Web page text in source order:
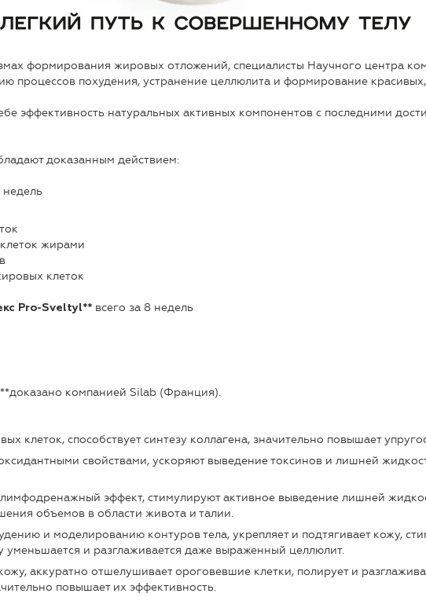
формирования жировых отложений, специалисты Научного центра
процессов похудения, устранение целлюлита и формирование
эффективность натуральных активных компонентов с последними
доказанным действием:
недель
жирами
клеток
Pro-Sveltyl** всего за 8 недель
компанией Silab (Франция).
клеток, способствует синтезу коллагена, значительно повышает
свойствами, ускоряют выведение токсинов и лишней
эффект, стимулируют активное выведение лишней
объемов в области живота и талии.
и моделированию контуров тела, укрепляет и подтягивает кожу,
уменьшается и разглаживается даже выраженный целлюлит.
аккуратно отшелушивает ороговевшие клетки, полирует и
повышает их эффективность.